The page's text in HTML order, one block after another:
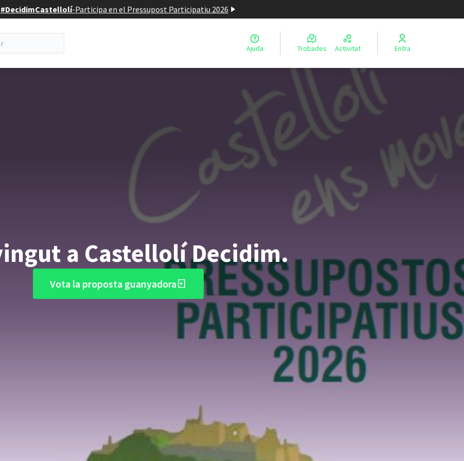
#DecidimCastellolí-Participa en el Pressupost Participatiu 2026
Ajuda Trobades Activitat Entra
a Castellolí Decidim.
Vota la proposta guanyadora